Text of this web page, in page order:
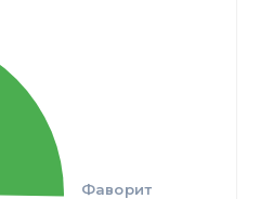
Фаворит